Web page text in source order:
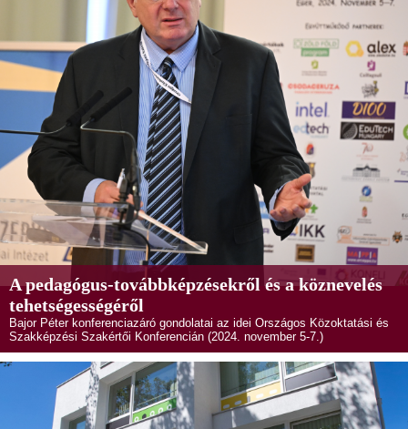
A pedagógus-továbbképzésekről és a köznevelés
tehetségességéről
Bajor Péter konferenciazáró gondolatai az idei Országos Közoktatási és
Szakképzési Szakértői Konferencián (2024. november 5-7.)